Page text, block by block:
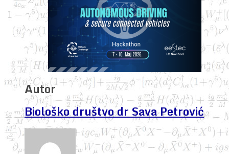
Autor
Biološko društvo dr Sava Petrović